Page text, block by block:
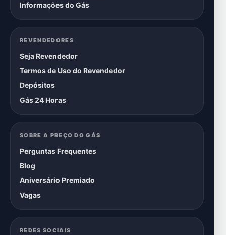
Informações do Gás
REVENDEDORES
Seja Revendedor
Termos de Uso do Revendedor
Depósitos
Gás 24 Horas
SOBRE A PREÇO DO GÁS
Perguntas Frequentes
Blog
Aniversário Premiado
Vagas
REDES SOCIAIS